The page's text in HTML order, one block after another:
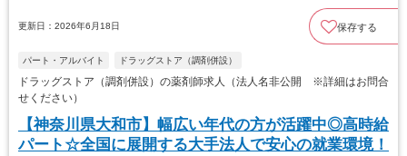
更新日：2026年6月18日 保存する
パート・アルバイト ドラッグストア（調剤併設）
ドラッグストア（調剤併設）の薬剤師求人（法人名非公開 ※詳細はお問合
せください）
【神奈川県大和市】幅広い年代の方が活躍中◎高時給
パート☆全国に展開する大手法人で安心の就業環境！